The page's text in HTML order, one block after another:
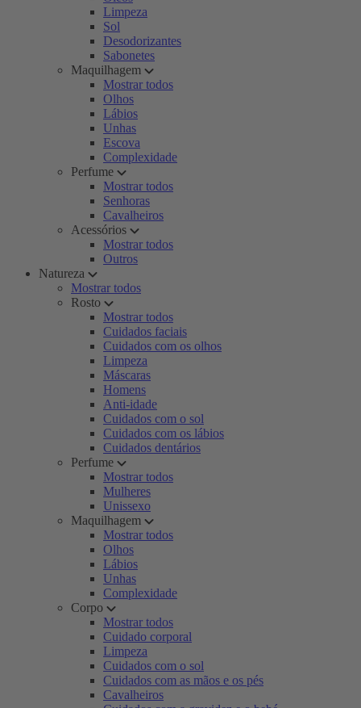
Limpeza
Sol
Desodorizantes
Sabonetes
Maquilhagem
Mostrar todos
Olhos
Lábios
Unhas
Escova
Complexidade
Perfume
Mostrar todos
Senhoras
Cavalheiros
Acessórios
Mostrar todos
Outros
Natureza
Mostrar todos
Rosto
Mostrar todos
Cuidados faciais
Cuidados com os olhos
Limpeza
Máscaras
Homens
Anti-idade
Cuidados com o sol
Cuidados com os lábios
Cuidados dentários
Perfume
Mostrar todos
Mulheres
Unissexo
Maquilhagem
Mostrar todos
Olhos
Lábios
Unhas
Complexidade
Corpo
Mostrar todos
Cuidado corporal
Limpeza
Cuidados com o sol
Cuidados com as mãos e os pés
Cavalheiros